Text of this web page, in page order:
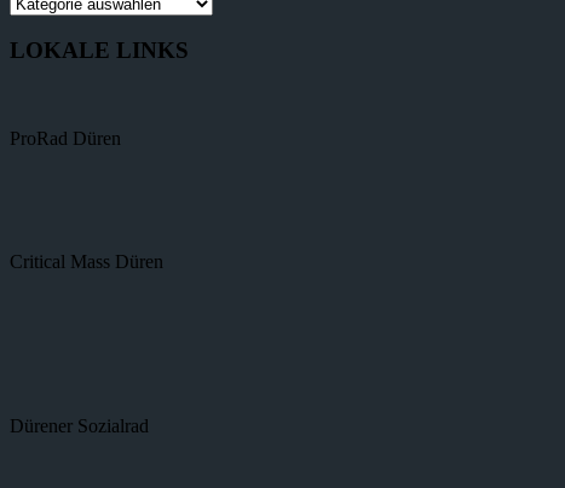
LOKALE LINKS
ProRad Düren
Critical Mass Düren
Dürener Sozialrad